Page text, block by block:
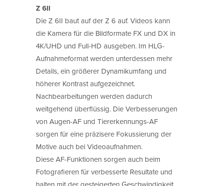
Z 6II
Die Z 6II baut auf der Z 6 auf. Videos kann
die Kamera für die Bildformate FX und DX in
4K/UHD und Full-HD ausgeben. Im HLG-
Aufnahmeformat werden unterdessen mehr
Details, ein größerer Dynamikumfang und
höherer Kontrast aufgezeichnet.
Nachbearbeitungen werden dadurch
weitgehend überflüssig. Die Verbesserungen
von Augen-AF und Tiererkennungs-AF
sorgen für eine präzisere Fokussierung der
Motive auch bei Videoaufnahmen.
Diese AF-Funktionen sorgen auch beim
Fotografieren für verbesserte Resultate und